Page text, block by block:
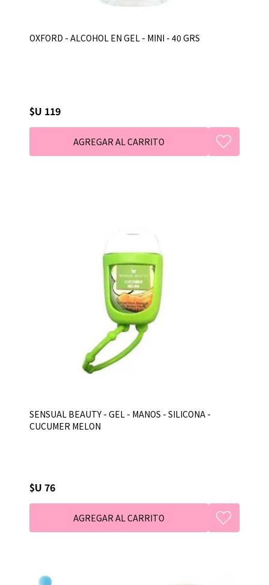
OXFORD - ALCOHOL EN GEL - MINI - 40 GRS
$U 119
SENSUAL BEAUTY - GEL - MANOS - SILICONA -
CUCUMER MELON
$U 76